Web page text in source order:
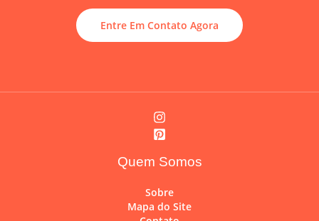
Entre Em Contato Agora
Quem Somos
Sobre
Mapa do Site